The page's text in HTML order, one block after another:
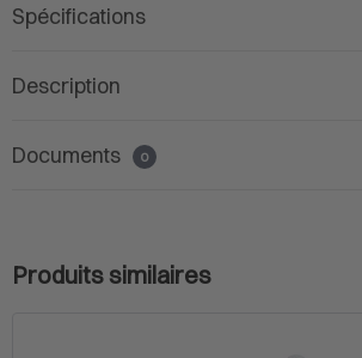
Spécifications
Description
Documents 0
Produits similaires